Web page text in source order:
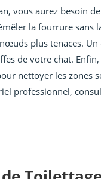
vous aurez besoin
la fourrure sans
plus tenaces.
de votre chat.
nettoyer les zones
professionnel,